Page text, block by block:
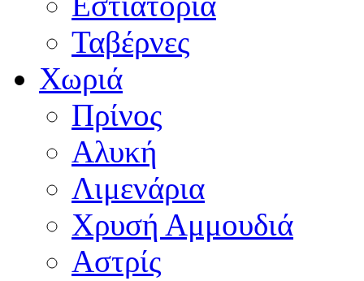
Ταβέρνες
Χωριά
Πρίνος
Αλυκή
Λιμενάρια
Χρυσή Αμμουδιά
Αστρίς